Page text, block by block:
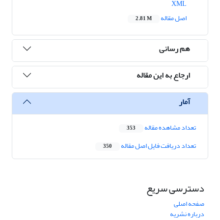
اصل مقاله
2.81 M
هم رسانی
ارجاع به این مقاله
آمار
تعداد مشاهده مقاله 353
تعداد دریافت فایل اصل مقاله 350
دسترسی سریع
صفحه اصلی
درباره نشریه